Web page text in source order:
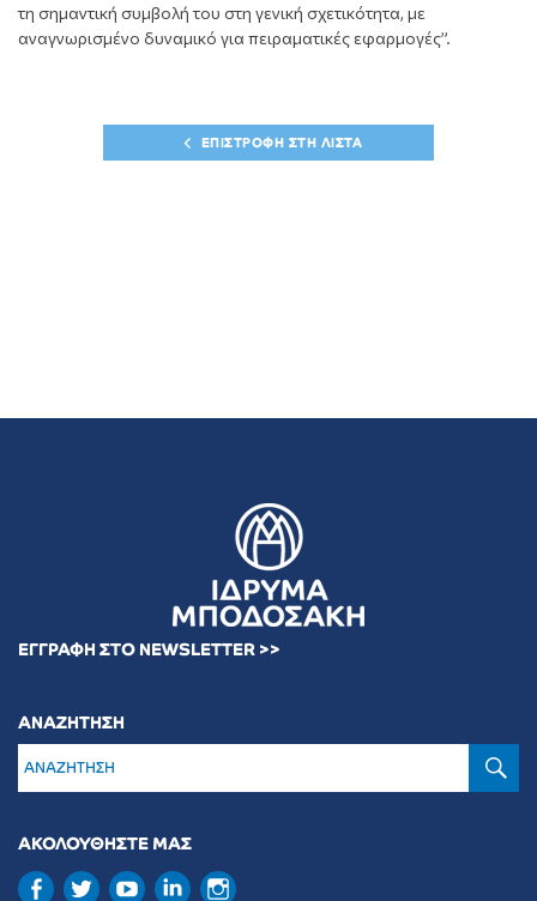
τη σημαντική συμβολή του στη γενική σχετικότητα, με
αναγνωρισμένο δυναμικό για πειραματικές εφαρμογές”.
ΕΠΙΣΤΡΟΦΗ ΣΤΗ ΛΙΣΤΑ
ΕΓΓΡΑΦΗ ΣΤΟ NEWSLETTER >>
ΑΝΑΖΗΤΗΣΗ
ΑΚΟΛΟΥΘΗΣΤΕ ΜΑΣ